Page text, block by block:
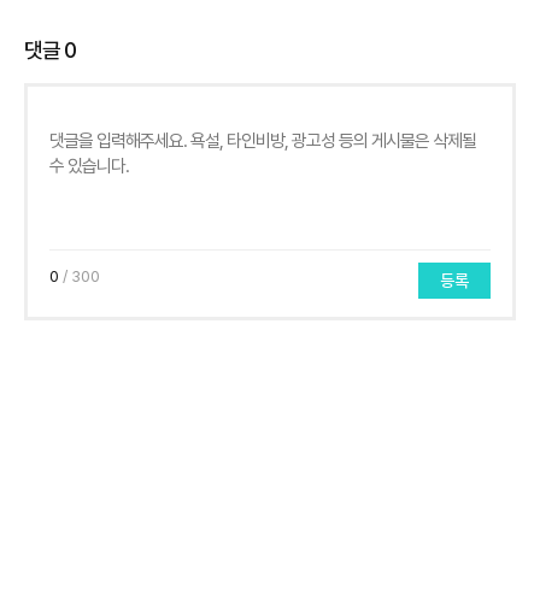
댓글0
0 / 300 등록